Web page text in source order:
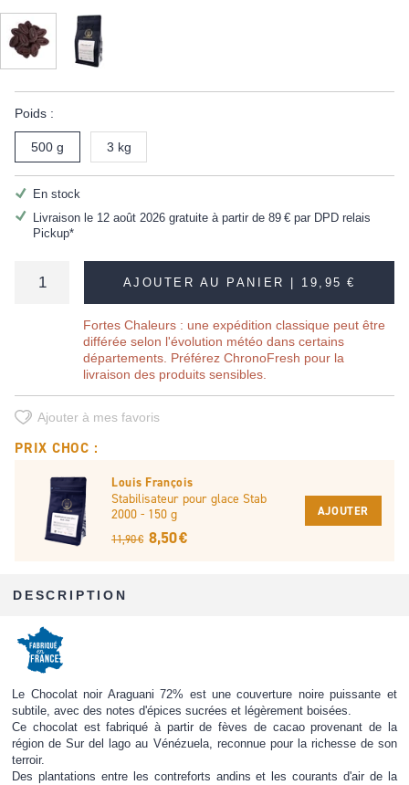
Poids :
500 g 3 kg
En stock
Livraison le 12 août 2026 gratuite à partir de 89 €par DPD relais
Pickup*
AJOUTER AU PANIER | 19,95 €
Fortes Chaleurs : une expédition classique peut être
différée selon l'évolution météo dans certains
départements. Préférez ChronoFresh pour la
livraison des produits sensibles.
Ajouter à mes favoris
PRIX CHOC :
Louis François
Stabilisateur pour glace Stab
2000 - 150 g
11,90 € 8,50 €
AJOUTER
DESCRIPTION
Le Chocolat noir Araguani 72% est une couverture noire puissante et
subtile, avec des notes d'épices sucrées et légèrement boisées.
Ce chocolat est fabriqué à partir de fèves de cacao provenant de la
région de Sur del lago au Vénézuela, reconnue pour la richesse de son
terroir.
Des plantations entre les contreforts andins et les courants d'air de la